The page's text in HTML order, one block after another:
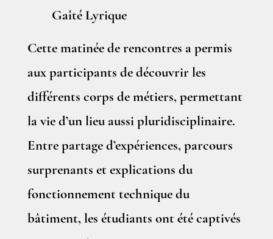
Gaîté Lyrique
Cette matinée de rencontres a permis
aux participants de découvrir les
différents corps de métiers, permettant
la vie d’un lieu aussi pluridisciplinaire.
Entre partage d’expériences, parcours
surprenants et explications du
fonctionnement technique du
bâtiment, les étudiants ont été captivés